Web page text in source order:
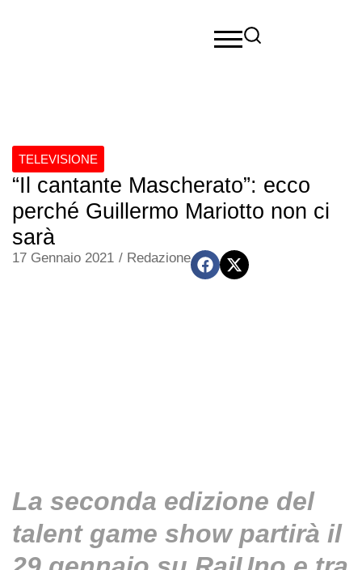
TELEVISIONE
“Il cantante Mascherato”: ecco
perché Guillermo Mariotto non ci
sarà
17 Gennaio 2021 / Redazione
La seconda edizione del
talent game show partirà il